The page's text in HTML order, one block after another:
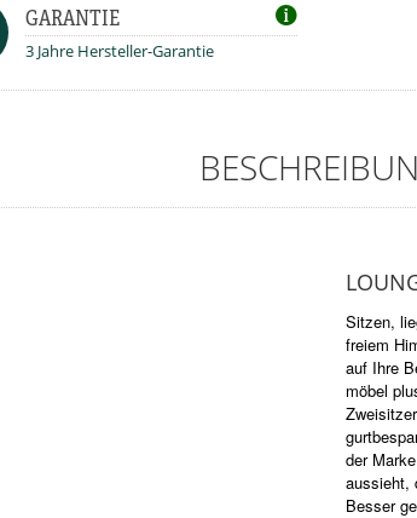
GARANTIE
3 Jahre Hersteller-Garantie
Sitzen,
freiem
auf Ihre
möbel
der
aussieht,
Besser